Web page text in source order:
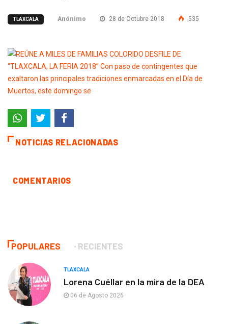
TLAXCALA Anónimo 28 de Octubre 2018 535
NOTICIAS RELACIONADAS
COMENTARIOS
POPULARES RECIENTES
TLAXCALA
Lorena Cuéllar en la mira de la DEA
06 de Agosto 2026